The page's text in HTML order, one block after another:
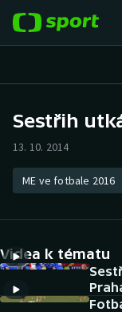
Hokej
Tenis
Atletika
Cyklistika
DALŠÍ SPORTY
Sestřih
13. 10. 2014
ME ve fotbale 2016
Videa k tématu